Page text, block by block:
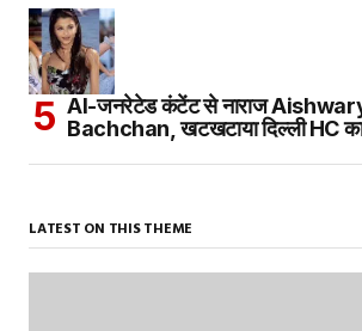
AI-जनरेटेड कंटेंट से नाराज
Bachchan, खटखटाया दिल्ली HC का
LATEST ON THIS THEME